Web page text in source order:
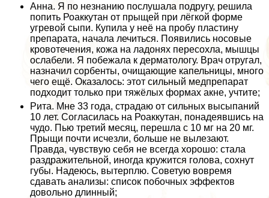
Анна. Я по незнанию послушала подругу, решила
попить Роаккутан от прыщей при лёгкой форме
угревой сыпи. Купила у неё на пробу пластину
препарата, начала лечиться. Появились носовые
кровотечения, кожа на ладонях пересохла, мышцы
ослабели. Я побежала к дерматологу. Врач отругал,
назначил сорбенты, очищающие капельницы, много
чего ещё. Оказалось: этот сильный медпрепарат
подходит только при тяжёлых формах акне, учтите;
Рита. Мне 33 года, страдаю от сильных высыпаний
10 лет. Согласилась на Роаккутан, понадеявшись на
чудо. Пью третий месяц, перешла с 10 мг на 20 мг.
Прыщи почти исчезли, больше не вылезают.
Правда, чувствую себя не всегда хорошо: стала
раздражительной, иногда кружится голова, сохнут
губы. Надеюсь, вытерплю. Советую вовремя
сдавать анализы: список побочных эффектов
довольно длинный;